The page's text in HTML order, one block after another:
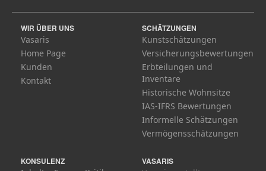
WIR ÜBER UNS
Vasaris
Home Page
Kunden
Kontakt
SCHÄTZUNGEN
Kunstschätzungen
Versicherungsbewertungen
Erbteilungen und
Inventare
Historische Wohnsitze
IAS-IFRS Bewertungen
Informelle Schätzungen
Vermögensschätzungen
KONSULENZ VASARIS